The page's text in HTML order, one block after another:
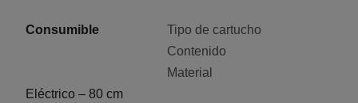
Consumible
Tipo de cartucho
Contenido
Material
Eléctrico – 80 cm